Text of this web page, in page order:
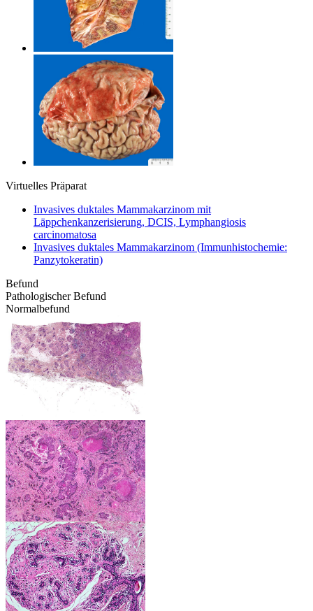
Virtuelles Präparat
Invasives duktales Mammakarzinom mit
Läppchenkanzerisierung, DCIS, Lymphangiosis
carcinomatosa
Invasives duktales Mammakarzinom (Immunhistochemie:
Panzytokeratin)
Befund
Pathologischer Befund
Normalbefund